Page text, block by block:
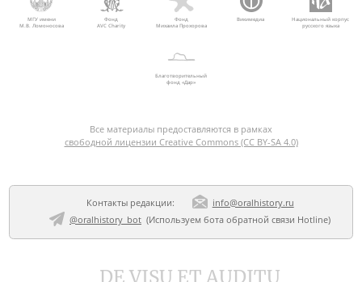
МГУ имени
М.В. Ломоносова
Фонд
AVC Charity
Фонд
Михаила Прохорова
Викимедиа
Национальный корпус
русского языка
Благотворительный
фонд «Дар»
Все материалы предоставляются в рамках
свободной лицензии Creative Commons (CC BY-SA 4.0)
Контакты редакции:
info@oralhistory.ru
@oralhistory_bot(Используем бота обратной связи Hotline)
DE VISU ET AUDITU